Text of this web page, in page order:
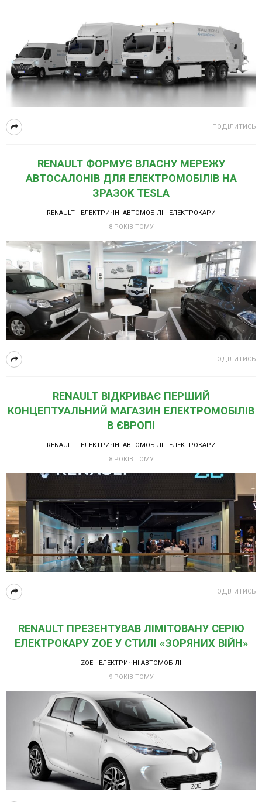
ПОДІЛИТИСЬ
RENAULT ФОРМУЄ ВЛАСНУ МЕРЕЖУ
АВТОСАЛОНІВ ДЛЯ ЕЛЕКТРОМОБІЛІВ НА
ЗРАЗОК TESLA
RENAULT ЕЛЕКТРИЧНІ АВТОМОБІЛІ
ЕЛЕКТРОКАРИ
8 РОКІВ ТОМУ
ПОДІЛИТИСЬ
RENAULT ВІДКРИВАЄ ПЕРШИЙ
КОНЦЕПТУАЛЬНИЙ МАГАЗИН ЕЛЕКТРОМОБІЛІВ
В ЄВРОПІ
RENAULT ЕЛЕКТРИЧНІ АВТОМОБІЛІ
ЕЛЕКТРОКАРИ
8 РОКІВ ТОМУ
ПОДІЛИТИСЬ
RENAULT ПРЕЗЕНТУВАВ ЛІМІТОВАНУ СЕРІЮ
ЕЛЕКТРОКАРУ ZOE У СТИЛІ «ЗОРЯНИХ ВІЙН»
ZOE
ЕЛЕКТРИЧНІ АВТОМОБІЛІ
9 РОКІВ ТОМУ